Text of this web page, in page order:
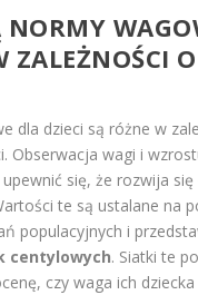
NORMY
ZALEŻNOŚCI
dla dzieci są różne w
Obserwacja wagi i
się, że rozwija
te są ustalane na
populacyjnych i
centylowych. Siatki te
czy waga ich